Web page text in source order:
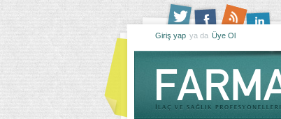
Giriş yap ya da Üye Ol